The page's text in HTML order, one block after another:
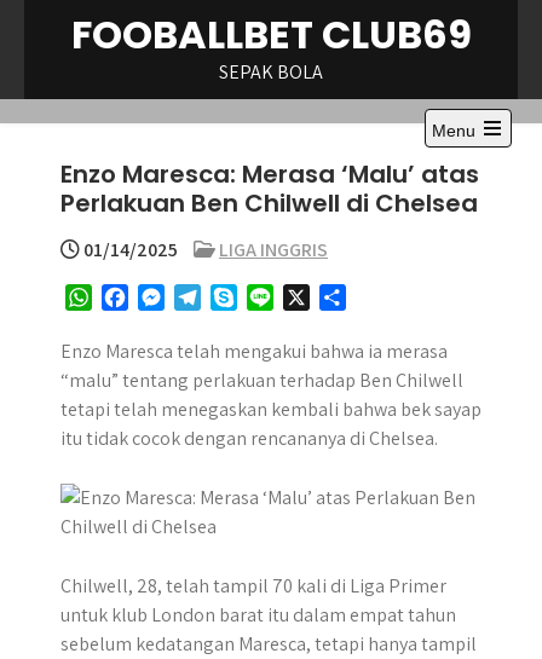
FOOBALLBET CLUB69
SEPAK BOLA
Menu
Open
the
main
menu
Enzo Maresca: Merasa ‘Malu’ atas
Perlakuan Ben Chilwell di Chelsea
01/14/2025
LIGA INGGRIS
W
a
t
s
A
c
e
b
o
s
s
e
n
r
l
e
g
r
y
p
e
n
e
a
r
e
Enzo Maresca telah mengakui bahwa ia merasa
“malu” tentang perlakuan terhadap Ben Chilwell
tetapi telah menegaskan kembali bahwa bek sayap
itu tidak cocok dengan rencananya di Chelsea.
Chilwell, 28, telah tampil 70 kali di Liga Primer
untuk klub London barat itu dalam empat tahun
sebelum kedatangan Maresca, tetapi hanya tampil